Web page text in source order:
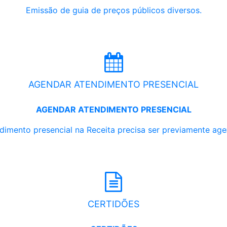
Emissão de guia de preços públicos diversos.
AGENDAR ATENDIMENTO PRESENCIAL
AGENDAR ATENDIMENTO PRESENCIAL
presencial na Receita precisa ser previamente
CERTIDÕES